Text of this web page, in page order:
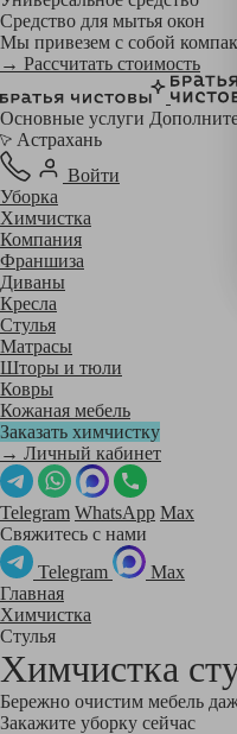
Средство для мытья окон
Мы привезем с собой
→ Рассчитать стоимость
Основные услуги
Астрахань
Войти
Уборка
Химчистка
Компания
Франшиза
Диваны
Кресла
Стулья
Матрасы
Шторы и тюли
Ковры
Кожаная мебель
Заказать химчистку
→ Личный кабинет
Telegram WhatsApp Max
Свяжитесь с нами
Telegram
Max
Главная
Химчистка
Стулья
Химчистка
Бережно очистим мебель
Закажите уборку сейчас